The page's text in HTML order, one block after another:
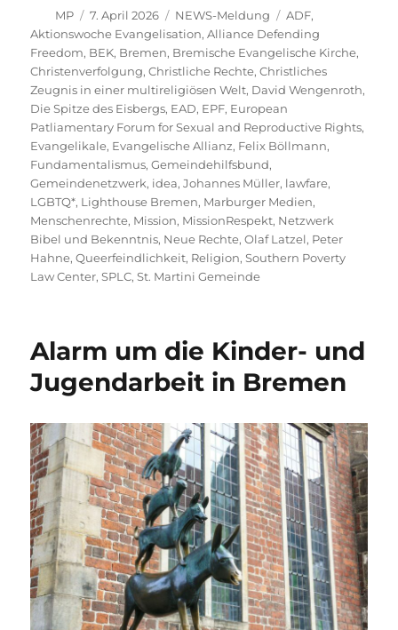
Autor
MP
Veröffentlicht
am
7. April 2026 Kategorien
NEWS-Meldung Schlagwörter
ADF,
Aktionswoche Evangelisation,Alliance Defending
Freedom, BEK, Bremen, Bremische Evangelische Kirche,
Christenverfolgung,Christliche Rechte,Christliches
Zeugnis in einer multireligiösen Welt, David Wengenroth,
Die Spitze des Eisbergs, EAD, EPF, European
Patliamentary Forum for Sexual and Reproductive Rights,
Evangelikale, Evangelische Allianz, Felix Böllmann,
Fundamentalismus,Gemeindehilfsbund,
Gemeindenetzwerk, idea,Johannes Müller, lawfare,
LGBTQ*, Lighthouse Bremen, Marburger Medien,
Menschenrechte, Mission, MissionRespekt, Netzwerk
Bibel und Bekenntnis, Neue Rechte,Olaf Latzel, Peter
Hahne,Queerfeindlichkeit, Religion,Southern Poverty
Law Center,SPLC,St. Martini Gemeinde
Alarm um die Kinder- und
Jugendarbeit in Bremen